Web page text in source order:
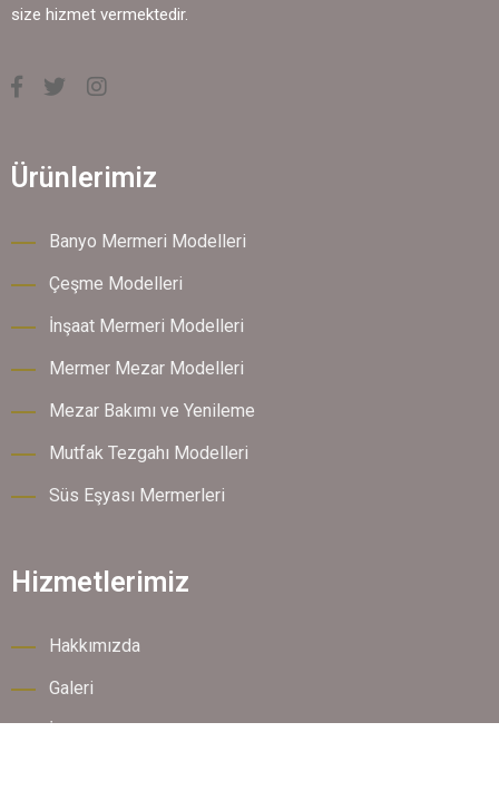
size hizmet vermektedir.
Ürünlerimiz
Banyo Mermeri Modelleri
Çeşme Modelleri
İnşaat Mermeri Modelleri
Mermer Mezar Modelleri
Mezar Bakımı ve Yenileme
Mutfak Tezgahı Modelleri
Süs Eşyası Mermerleri
Hizmetlerimiz
Hakkımızda
Galeri